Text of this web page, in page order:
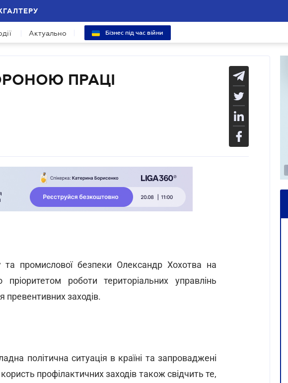
Актуально Бізнес під час війни
ПРАЦІ
промислової безпеки Олександр Хохотва на
роботи територіальних управлінь
превентивних заходів.
політична ситуація в країні та запроваджені
профілактичних заходів також свідчить те,